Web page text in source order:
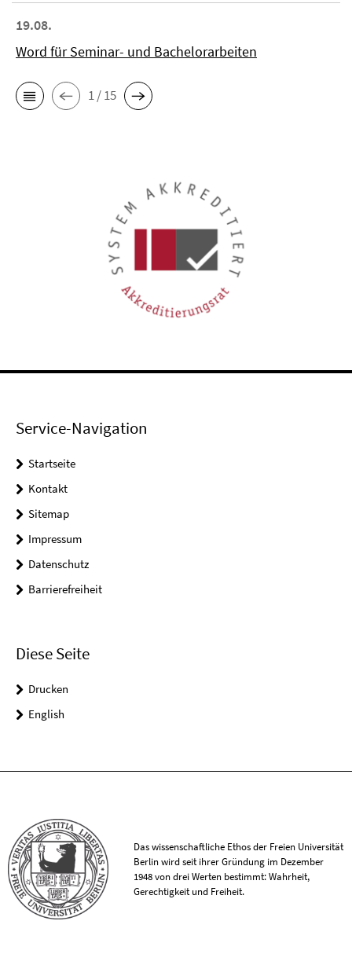
19.08.
Word für Seminar- und Bachelorarbeiten
1 / 15
Service-Navigation
Startseite
Kontakt
Sitemap
Impressum
Datenschutz
Barrierefreiheit
Diese Seite
Drucken
English
Das wissenschaftliche Ethos der Freien Universität
Berlin wird seit ihrer Gründung im Dezember
1948 von drei Werten bestimmt: Wahrheit,
Gerechtigkeit und Freiheit.